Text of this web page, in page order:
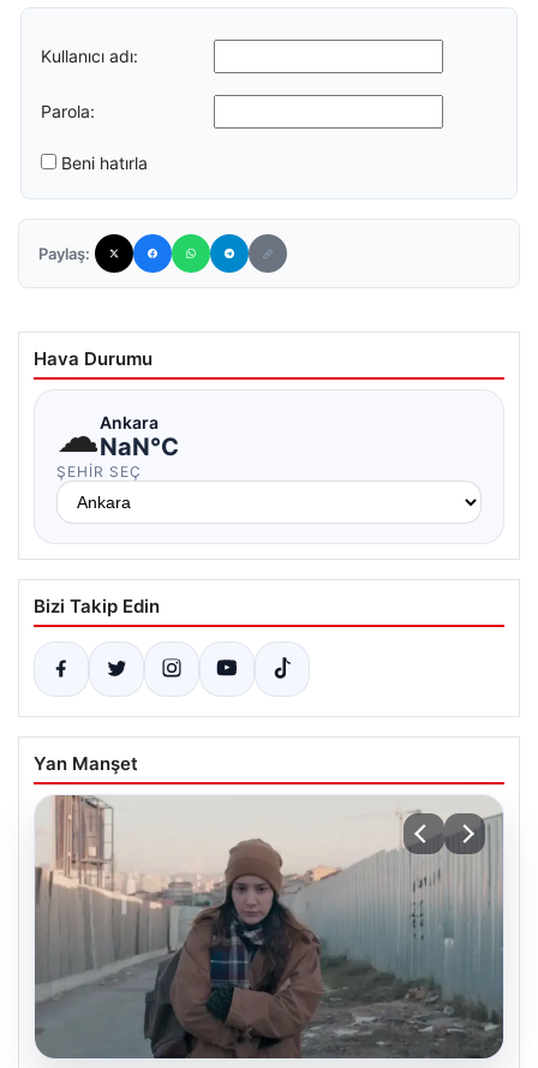
Kullanıcı adı:
Parola:
Beni hatırla
Paylaş:
Hava Durumu
☁Ankara
NaN°C
ŞEHIR SEÇ
Bizi Takip Edin
Yan Manşet